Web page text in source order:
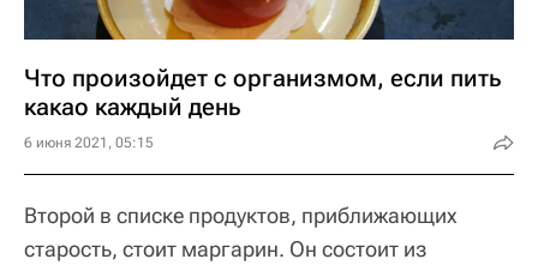
Что произойдет с организмом, если пить
какао каждый день
6 июня 2021, 05:15
Второй в списке продуктов, приближающих
старость, стоит маргарин. Он состоит из